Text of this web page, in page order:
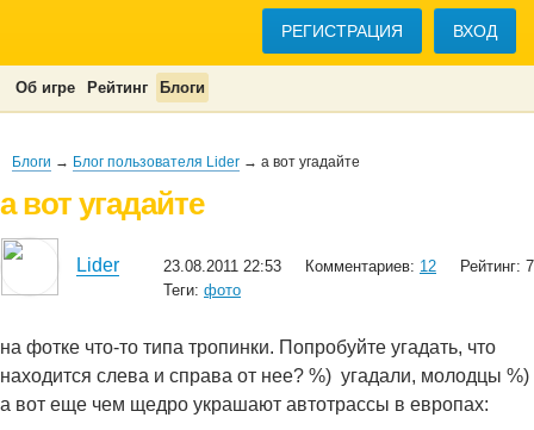
РЕГИСТРАЦИЯ ВХОД
Об игре Рейтинг Блоги
Блоги → Блог пользователя Lider → а вот угадайте
а вот угадайте
Lider 23.08.2011 22:53 Комментариев: 12
Рейтинг: 7
Теги: фото
на фотке что-то типа тропинки. Попробуйте угадать, что
находится слева и справа от нее? %) угадали, молодцы %)
а вот еще чем щедро украшают автотрассы в европах: